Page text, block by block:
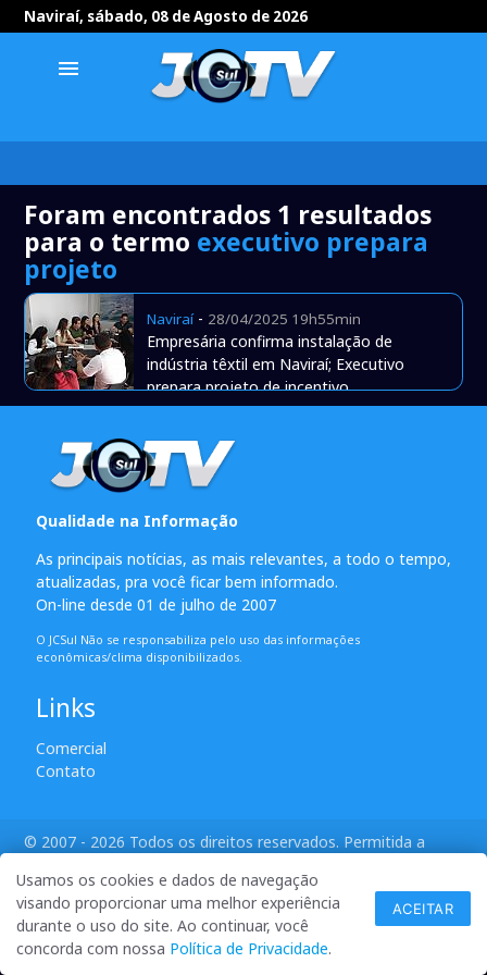
Naviraí, sábado, 08 de Agosto de 2026
menu
Foram encontrados 1 resultados
para o termo executivo prepara
projeto
Naviraí- 28/04/2025 19h55min
Empresária confirma instalação de
indústria têxtil em Naviraí; Executivo
prepara projeto de incentivo
Qualidade na Informação
As principais notícias, as mais relevantes, a todo o tempo,
atualizadas, pra você ficar bem informado.
On-line desde 01 de julho de 2007
O JCSul Não se responsabiliza pelo uso das informações
econômicas/clima disponibilizados.
Links
Comercial
Contato
© 2007 - 2026 Todos os direitos reservados. Permitida a
desenvolvido por ANSIM
Usamos os cookies e dados de navegação
visando proporcionar uma melhor experiência
durante o uso do site. Ao continuar, você
concorda com nossa Política de Privacidade.
ACEITAR